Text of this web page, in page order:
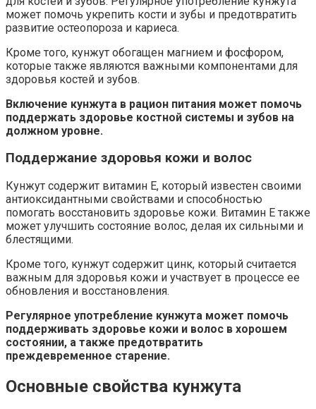
может помочь укрепить кости и зубы и предотвратить
развитие остеопороза и кариеса.
Кроме того, кунжут обогащен магнием и фосфором,
которые также являются важными компонентами для
здоровья костей и зубов.
Включение кунжута в рацион питания может помочь
поддержать здоровье костной системы и зубов на
должном уровне.
Поддержание здоровья кожи и волос
Кунжут содержит витамин Е, который известен своими
антиоксидантными свойствами и способностью
помогать восстановить здоровье кожи. Витамин Е также
может улучшить состояние волос, делая их сильными и
блестящими.
Кроме того, кунжут содержит цинк, который считается
важным для здоровья кожи и участвует в процессе ее
обновления и восстановления.
Регулярное употребление кунжута может помочь
поддерживать здоровье кожи и волос в хорошем
состоянии, а также предотвратить
преждевременное старение.
Основные свойства кунжута